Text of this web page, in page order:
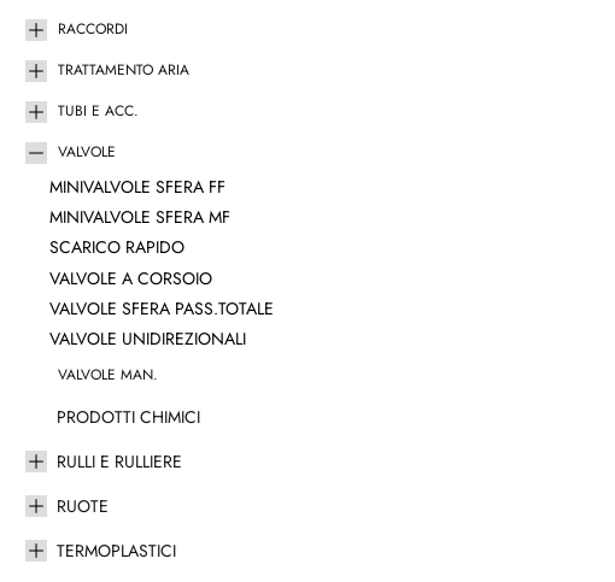
RACCORDI
TRATTAMENTO ARIA
TUBI E ACC.
VALVOLE
MINIVALVOLE SFERA FF
MINIVALVOLE SFERA MF
SCARICO RAPIDO
VALVOLE A CORSOIO
VALVOLE SFERA PASS.TOTALE
VALVOLE UNIDIREZIONALI
VALVOLE MAN.
PRODOTTI CHIMICI
RULLI E RULLIERE
RUOTE
TERMOPLASTICI